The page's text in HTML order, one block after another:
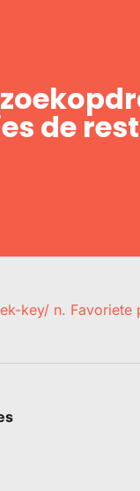
de
key/ n. Favoriete